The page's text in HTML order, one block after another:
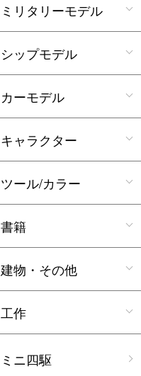
ミリタリーモデル
シップモデル
カーモデル
キャラクター
ツール/カラー
書籍
建物・その他
工作
ミニ四駆